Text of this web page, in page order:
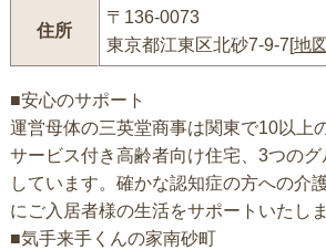
住所
〒136-0073
東京都江東区北砂7-9-7[地
■安心のサポート
運営母体の三英堂商事は関東で10以上
サービス付き高齢者向け住宅、3つの
しています。確かな認知症の方への介
にご入居者様の生活をサポートいたしま
■気手来手くんの家南砂町